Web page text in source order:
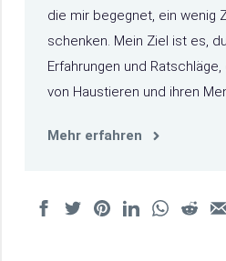
die mir begegnet, ein wenig
schenken. Mein Ziel ist es,
Erfahrungen und
von Haustieren und ihren
Mehr erfahren